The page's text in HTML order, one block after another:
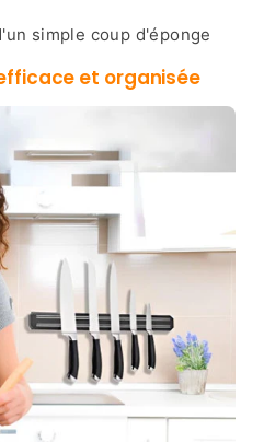
simple coup d'éponge
et organisée